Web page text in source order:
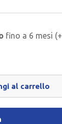
fino a 6 mesi (+
al carrello